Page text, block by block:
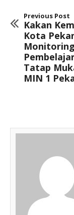
Previous Post
Kakan
Kota
Monitoring
Tatap
MIN 1